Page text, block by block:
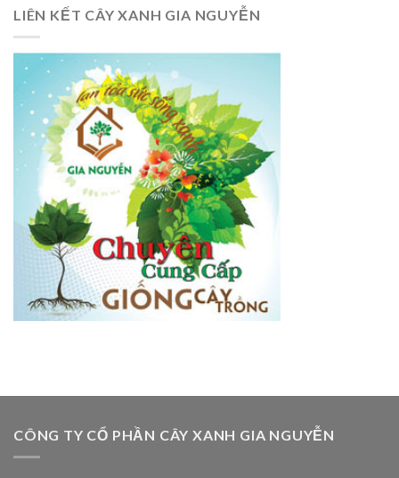
LIÊN KẾT CÂY XANH GIA NGUYỄN
CÔNG TY CỔ PHẦN CÂY XANH GIA NGUYỄN